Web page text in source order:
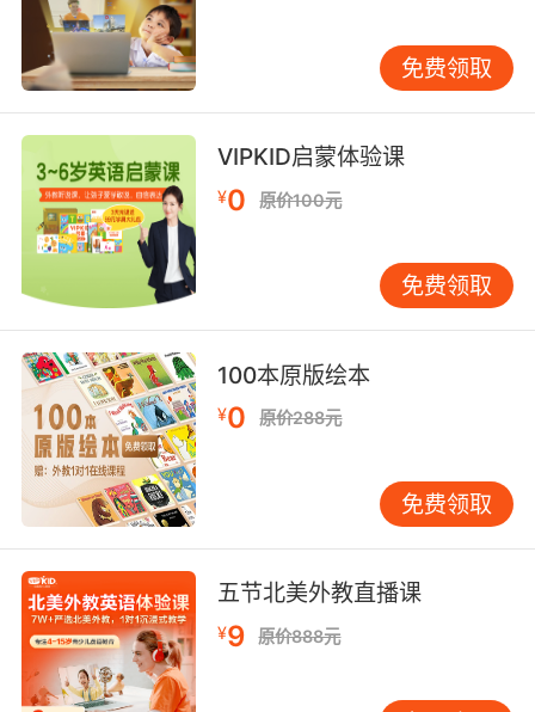
7. He'll never be anything more than a lazy
slacker the rest of his life.
8. I've seen slackers come and go, but I
promised your dad I'd look after you, which at
the time didn't seem like such a project.
我看着怠惰的士兵来来去去 但是我答应了 爸要照
顾你 那时候我不知道会是这么大一项工程
9. It's because thoughtless slackers like you
chugged too much Impulse and when you
snapped back, the world went to shit, that's
why.
正是由于像你这种自私的懒鬼 喝了太多脉冲 当你
们回过神的时候 世界陷入混乱 这就是原因
免费领取
VIPKID启蒙体验课
¥0 原价100元
免费领取
100本原版绘本
¥0 原价288元
免费领取
五节北美外教直播课
¥9 原价888元